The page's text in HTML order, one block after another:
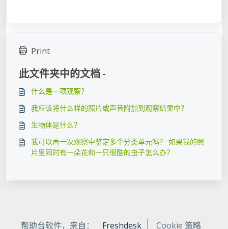
Print
此文件夹中的文档 -
什么是一项观察？
我应该将什么样的照片或声音附加到观察结果中？
生物体是什么？
我可以再一次观察中鉴定多个分类单元吗？ 如果我的照
片里同时有一朵花和一只很酷的虫子怎么办？
帮助台软件，来自： Freshdesk Cookie 策略